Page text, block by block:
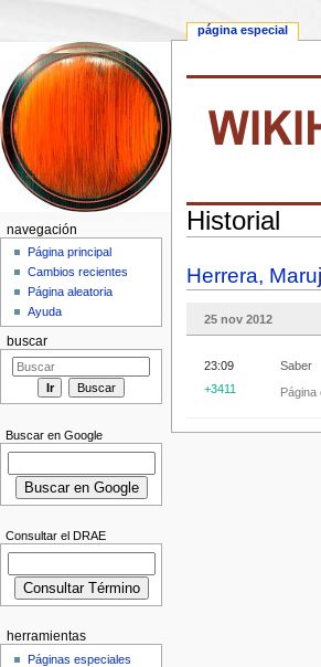
Historial
Herrera,
25 nov 2012
Saber
23:09
+3411
página especial
navegación
Página principal
Cambios recientes
Página aleatoria
Ayuda
buscar
Buscar en Google
Consultar el DRAE
herramientas
Páginas especiales